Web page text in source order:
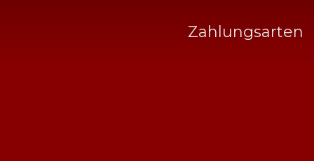
Zahlungsarten